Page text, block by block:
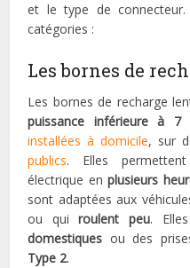
et le type de
catégories :
Les bornes de
Les bornes de recharge
puissance inférieure à 7
installées à domicile, sur
publics. Elles
électrique enplusieurs
sont adaptées aux
ou quiroulent peu.
domestiques ou des
Type 2.